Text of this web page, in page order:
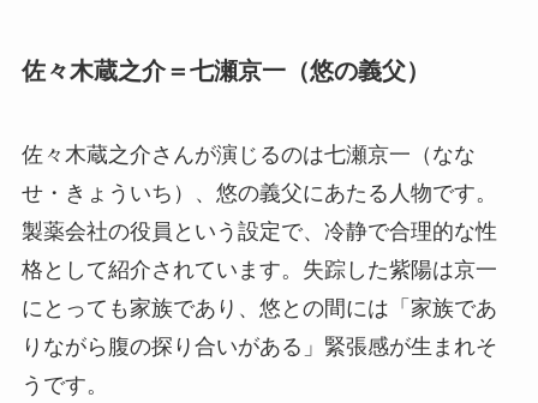
佐々木蔵之介＝七瀬京一（悠の義父）
佐々木蔵之介さんが演じるのは七瀬京一（なな
せ・きょういち）、悠の義父にあたる人物です。
製薬会社の役員という設定で、冷静で合理的な性
格として紹介されています。失踪した紫陽は京一
にとっても家族であり、悠との間には「家族であ
りながら腹の探り合いがある」緊張感が生まれそ
うです。